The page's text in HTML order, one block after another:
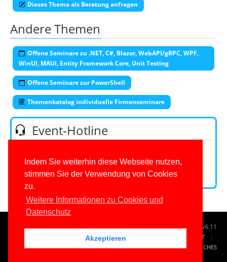
Indem Sie weiterhin diese Webseite nutzen,
stimmen Sie der Verwendung von Cookies
zu.
Weitere Informationen zu Cookies und
Datenschutz
Akzeptieren
Dieses Thema als Beratung anfragen
Andere Themen
Offene Seminare zu .NET, C#, Blazor, WebAPI/gRPC, WPF,
WinUI, MAUI, Entity Framework Core, Unit Testing
Offene Seminare zur PowerShell
Themenkatalog individuelle Firmenseminare
Event-Hotline
E-Mail:
Kontaktformular
© 1996-2026www.IT-Visions.de-Dr. Holger Schwichtenberg v6.11
TAG CLOUD
KONTAKT
IMPRESSUM
RECHTLICHES